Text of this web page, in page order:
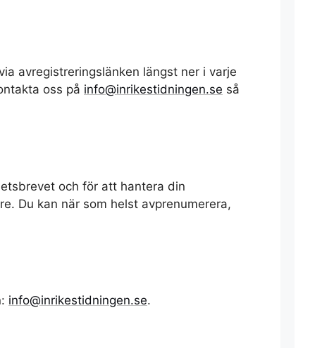
avregistreringslänken längst ner i varje
oss på info@inrikestidningen.se så
och för att hantera din
Du kan när som helst avprenumerera,
info@inrikestidningen.se.